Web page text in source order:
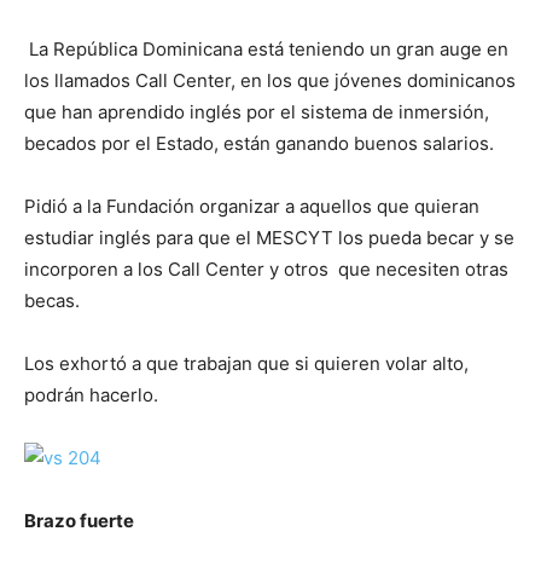
La República Dominicana está teniendo un gran auge en
los llamados Call Center, en los que jóvenes dominicanos
que han aprendido inglés por el sistema de inmersión,
becados por el Estado, están ganando buenos salarios.
Pidió a la Fundación organizar a aquellos que quieran
estudiar inglés para que el MESCYT los pueda becar y se
incorporen a los Call Center y otros que necesiten otras
becas.
Los exhortó a que trabajan que si quieren volar alto,
podrán hacerlo.
Brazo fuerte